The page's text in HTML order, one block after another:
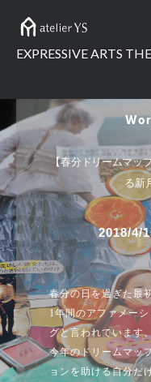
EXPRESSIVE ARTS
【春分ドリームマッ
る新
2018/4/
春分の日を過ぎた最
1年間のアファメー
グと言われています。
今年のドリームマッ
ョンを助ける自分だ